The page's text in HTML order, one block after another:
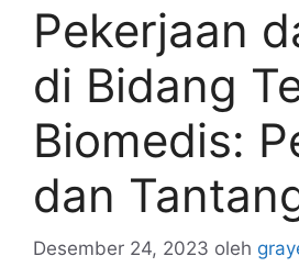
Pekerjaan
di Bidang
Biomedis:
dan
Desember 24, 2023 oleh